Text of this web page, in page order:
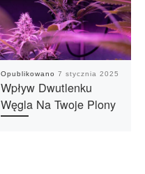
Opublikowano 7 stycznia 2025
Wpływ Dwutlenku
Węgla Na Twoje Plony